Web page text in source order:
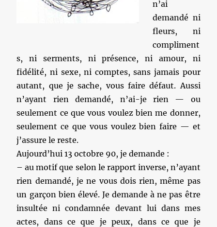
n’ai
demandé ni
fleurs, ni
compliment
s, ni serments, ni présence, ni amour, ni
fidélité, ni sexe, ni comptes, sans jamais pour
autant, que je sache, vous faire défaut. Aussi
n’ayant rien demandé, n’ai-je rien — ou
seulement ce que vous voulez bien me donner,
seulement ce que vous voulez bien faire — et
j’assure le reste.
Aujourd’hui 13 octobre 90, je demande :
– au motif que selon le rapport inverse, n’ayant
rien demandé, je ne vous dois rien, même pas
un garçon bien élevé. Je demande à ne pas être
insultée ni condamnée devant lui dans mes
actes, dans ce que je peux, dans ce que je